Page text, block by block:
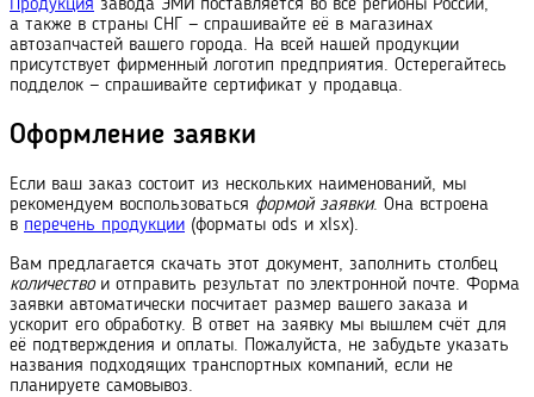
Продукция завода ЭМИ поставляется во все регионы России,
а также в страны СНГ — спрашивайте её в магазинах
автозапчастей вашего города. На всей нашей продукции
присутствует фирменный логотип предприятия. Остерегайтесь
подделок — спрашивайте сертификат у продавца.
Оформление заявки
Если ваш заказ состоит из нескольких наименований, мы
рекомендуем воспользоваться формой заявки. Она встроена
в перечень продукции (форматы ods и xlsx).
Вам предлагается скачать этот документ, заполнить столбец
количествои отправить результат по электронной почте. Форма
заявки автоматически посчитает размер вашего заказа и
ускорит его обработку. В ответ на заявку мы вышлем счёт для
её подтверждения и оплаты. Пожалуйста, не забудьте указать
названия подходящих транспортных компаний, если не
планируете самовывоз.